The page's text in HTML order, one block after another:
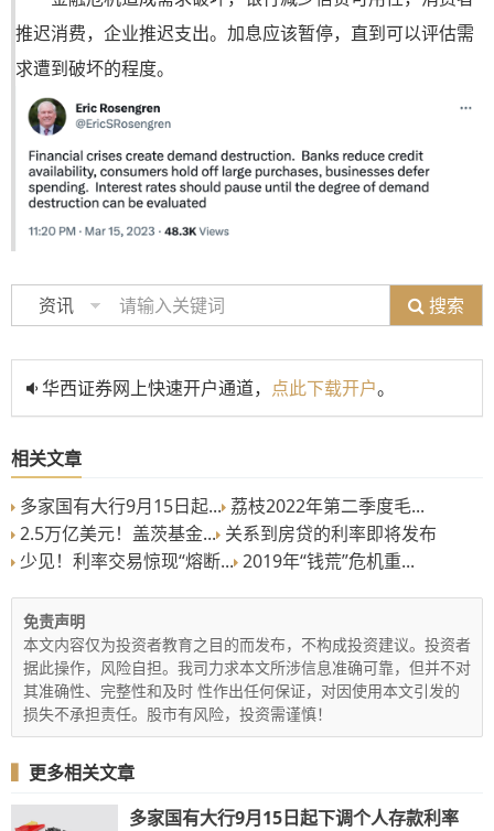
推迟消费，企业推迟支出。加息应该暂停，直到可以评估需
求遭到破坏的程度。
资讯 搜索
华西证券网上快速开户通道， 点此下载开户。
相关文章
多家国有大行9月15日起... 荔枝2022年第二季度毛...
2.5万亿美元！盖茨基金... 关系到房贷的利率即将发布
少见！利率交易惊现“熔断... 2019年“钱荒”危机重...
免责声明
本文内容仅为投资者教育之目的而发布，不构成投资建议。投资者
据此操作，风险自担。我司力求本文所涉信息准确可靠，但并不对
其准确性、完整性和及时 性作出任何保证，对因使用本文引发的
损失不承担责任。股市有风险，投资需谨慎！
▍ 更多相关文章
多家国有大行9月15日起下调个人存款利率